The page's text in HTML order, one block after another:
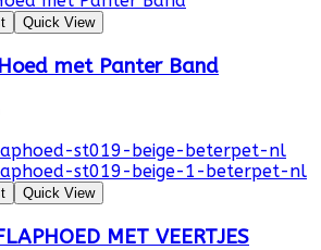
Quick View
met Panter Band
Quick View
MET VEERTJES